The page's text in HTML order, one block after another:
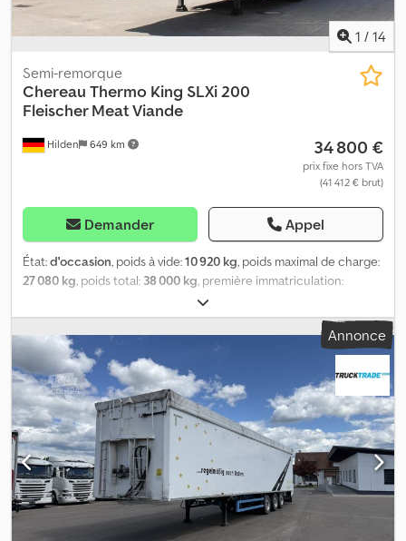
1 / 14
Hilden 649 km
Semi-remorque
Chereau Thermo King SLXi 200
Fleischer Meat Viande
34 800 €
prix fixe hors TVA
(41 412 € brut)
Demander Appel
État:d'occasion, poids à vide:10 920 kg, poids maximal de charge:
27 080 kg, poids total: 38 000 kg, première immatriculation:
, longueur de l'espace de chargement:
largeur de l’espace de chargement:2 480 mm, hauteur de
l'espace de chargement:2 620 mm, volume de l'espace de
chargement:87 m³ , suspension:
, dimension des pneus:
385/65R22,5 , couleur:blanc, type d'engrenage:
, taille du
pneu avant:385/65R22,5, taille de pneu arrière:385/65R22,5,
cabine conducteur:autre, classe d'émission: aucun, Équipement:
ABS, unité de refroidissement
, Semi-remorque frigorifique
Chereau pour produits surgelés avec Thermo King SLXi 200
Fleischer - Groupe frigorifique : Thermo King SLXi 200 - Fleischer
- Alimentation électrique - Dimensions (L x l x H) : 13,40 x 2,48 x 2,62
m - Freins à disque - Enregistreur de température - Essieux BPW -
Pneus FRC/ATP : 385/65/22,5 - Caisse à palettes Très bon état, prix
Annonce